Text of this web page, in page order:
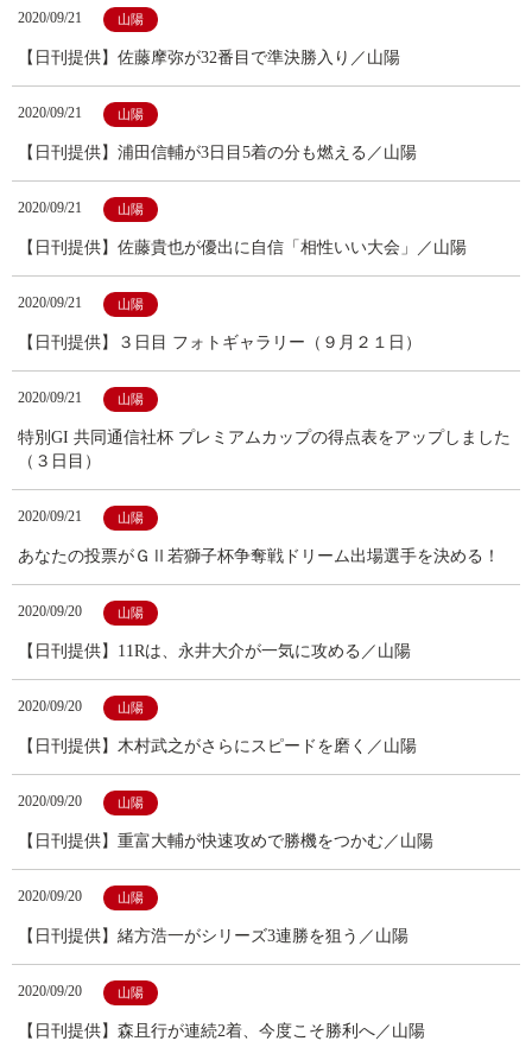
2020/09/21 山陽
【日刊提供】佐藤摩弥が32番目で準決勝入り／山陽
2020/09/21 山陽
【日刊提供】浦田信輔が3日目5着の分も燃える／山陽
2020/09/21 山陽
【日刊提供】佐藤貴也が優出に自信「相性いい大会」／山陽
2020/09/21 山陽
【日刊提供】３日目 フォトギャラリー（９月２１日）
2020/09/21 山陽
特別GI 共同通信社杯 プレミアムカップの得点表をアップしました
（３日目）
2020/09/21 山陽
あなたの投票がＧⅡ若獅子杯争奪戦ドリーム出場選手を決める！
2020/09/20 山陽
【日刊提供】11Rは、永井大介が一気に攻める／山陽
2020/09/20 山陽
【日刊提供】木村武之がさらにスピードを磨く／山陽
2020/09/20 山陽
【日刊提供】重富大輔が快速攻めで勝機をつかむ／山陽
2020/09/20 山陽
【日刊提供】緒方浩一がシリーズ3連勝を狙う／山陽
2020/09/20 山陽
【日刊提供】森且行が連続2着、今度こそ勝利へ／山陽